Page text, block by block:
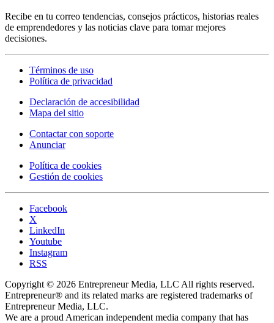
Recibe en tu correo tendencias, consejos prácticos, historias reales
de emprendedores y las noticias clave para tomar mejores
decisiones.
Términos de uso
Política de privacidad
Declaración de accesibilidad
Mapa del sitio
Contactar con soporte
Anunciar
Política de cookies
Gestión de cookies
Facebook
X
LinkedIn
Youtube
Instagram
RSS
Copyright © 2026 Entrepreneur Media, LLC All rights reserved.
Entrepreneur® and its related marks are registered trademarks of
Entrepreneur Media, LLC.
We are a proud American independent media company that has